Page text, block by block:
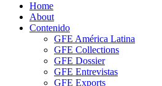
Home
About
Contenido
GFE América Latina
GFE Collections
GFE Dossier
GFE Entrevistas
GFE Exports